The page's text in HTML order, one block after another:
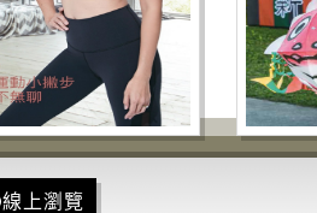
線上瀏覽